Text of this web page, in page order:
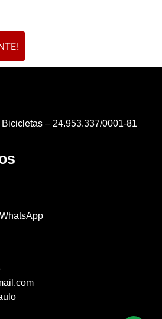
– 24.953.337/0001-81